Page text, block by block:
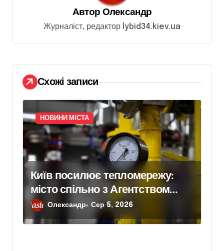
с
і
в
Автор Олександр
Журналіст, редактор lybid34.kiev.ua
Схожі записи
НОВИНИ МІСТА
Київ посилює тепломережу:
місто спільно з Агентством
відновлення законтрактували
резервні потужності понад 1,5
Олександр Сер 5, 2026